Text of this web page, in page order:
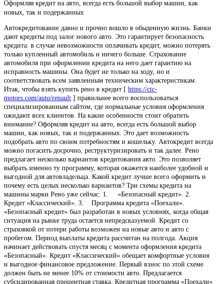
Оформляя кредит на авто, всегда есть большой выбор машин, как
новых, так и подержанных
Автокредитование давно и прочно вошло в обыденную жизнь. Банки
дают кредиты под залог нового авто. Это гарантирует безопасность
кредита: в случае невозможности оплачивать кредит, можно потерять
только купленный автомобиль и ничего больше. Страхование
автомобиля при оформлении кредита на него дает гарантию на
исправность машины. Она будет не только на ходу, но и
соответствовать всем заявленным техническим характеристикам.
Итак, чтобы взять купить рено в кредит [ https://ctc-
motors.com/auto/renault ] правильнее всего воспользоваться
специализированным сайтом, где нормальные условия оформления
ожидают всех клиентов. На какие особенности стоит обратить
внимание? Оформляя кредит на авто, всегда есть большой выбор
машин, как новых, так и подержанных. Это дает возможность
подобрать авто по своим потребностям и кошельку. Автокредит всегда
можно погасить досрочно, реструктуризировать и так далее. Рено
предлагает несколько вариантов кредитования авто. Это позволяет
выбрать именно ту программу, которая окажется наиболее удобной и
выгодной для автовладельца. Какой кредит лучше всего оформить и
почему есть целых несколько вариантов? Три схемы кредита на
машины марки Рено уже сейчас: 1. «Безопасный кредит». 2.
Кредит «Классический». 3. Программа кредита «Поехали».
«Безопасный кредит» был разработан в новых условиях, когда общая
ситуация на рынке труда остается непредсказуемой. Кредит со
страховкой от потери работы возможен на новые авто и авто с
пробегом. Период выплаты кредита рассчитан на полгода. Акция
начинает действовать спустя месяц с момента оформления кредита
«Безопасный». Кредит «Классический» обещает комфортные условия
и выгодное финансовое предложение. Первый взнос по этой схеме
должен быть не менее 10% от стоимости авто. Предлагается
субсидированная процентная ставка. Кредитная программа «Поехали»